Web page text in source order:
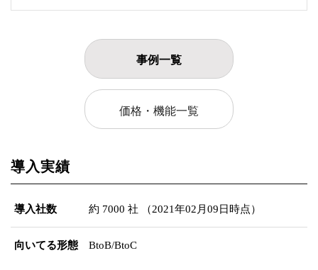
事例一覧
価格・機能一覧
導入実績
導入社数 約 7000 社 （2021年02月09日時点）
向いてる形態 BtoB/BtoC